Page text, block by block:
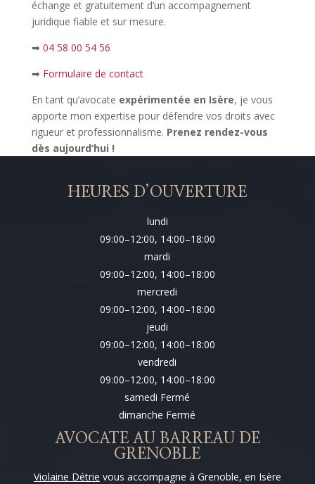
échange et gratuitement d’un accompagnement
juridique fiable et sur mesure.
➡ 04 58 00 54 56
➡ Formulaire de contact
En tant qu’avocate expérimentée en Isère, je vous
apporte mon expertise pour défendre vos droits avec
rigueur et professionnalisme. Prenez rendez-vous
dès aujourd’hui !
HEURES D’OUVERTURE
lundi
09:00–12:00, 14:00–18:00
mardi
09:00–12:00, 14:00–18:00
mercredi
09:00–12:00, 14:00–18:00
jeudi
09:00–12:00, 14:00–18:00
vendredi
09:00–12:00, 14:00–18:00
samedi Fermé
dimanche Fermé
AVOCATE AU BARREAU DE
GRENOBLE
Violaine Détrie vous accompagne à Grenoble, en Isère